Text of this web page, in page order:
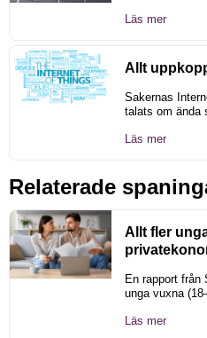
Läs mer
Allt
Sakernas
talats om ända
Läs mer
Relaterade
Allt fler
En rapport
unga vuxna
Läs mer